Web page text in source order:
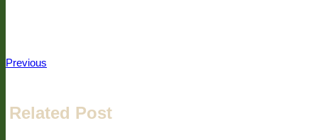
Previous
Related Post